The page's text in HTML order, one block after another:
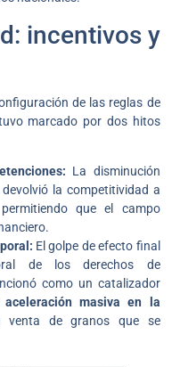
incentivos y
de las reglas de
marcado por dos hitos
La disminución
la competitividad a
que el campo
El golpe de efecto final
de los derechos de
como un catalizador
aceleración masiva en la
de granos que se